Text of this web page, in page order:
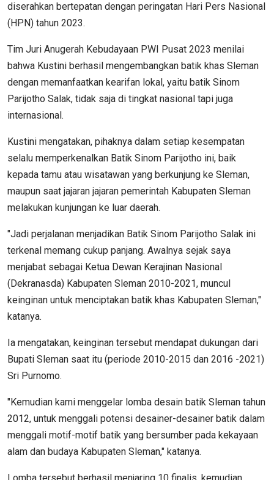
diserahkan bertepatan dengan peringatan Hari Pers Nasional
(HPN) tahun 2023.
Tim Juri Anugerah Kebudayaan PWI Pusat 2023 menilai
bahwa Kustini berhasil mengembangkan batik khas Sleman
dengan memanfaatkan kearifan lokal, yaitu batik Sinom
Parijotho Salak, tidak saja di tingkat nasional tapi juga
internasional.
Kustini mengatakan, pihaknya dalam setiap kesempatan
selalu memperkenalkan Batik Sinom Parijotho ini, baik
kepada tamu atau wisatawan yang berkunjung ke Sleman,
maupun saat jajaran jajaran pemerintah Kabupaten Sleman
melakukan kunjungan ke luar daerah.
"Jadi perjalanan menjadikan Batik Sinom Parijotho Salak ini
terkenal memang cukup panjang. Awalnya sejak saya
menjabat sebagai Ketua Dewan Kerajinan Nasional
(Dekranasda) Kabupaten Sleman 2010-2021, muncul
keinginan untuk menciptakan batik khas Kabupaten Sleman,"
katanya.
Ia mengatakan, keinginan tersebut mendapat dukungan dari
Bupati Sleman saat itu (periode 2010-2015 dan 2016 -2021)
Sri Purnomo.
"Kemudian kami menggelar lomba desain batik Sleman tahun
2012, untuk menggali potensi desainer-desainer batik dalam
menggali motif-motif batik yang bersumber pada kekayaan
alam dan budaya Kabupaten Sleman," katanya.